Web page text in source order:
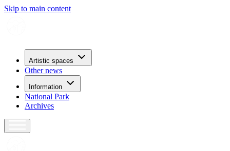
Skip to main content
Artistic spaces
Other news
Information
National Park
Archives